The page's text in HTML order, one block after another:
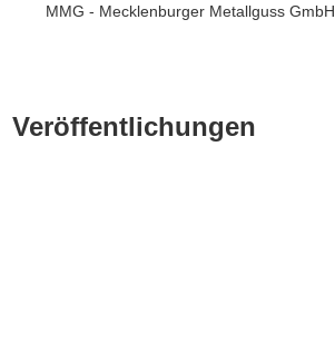
MMG - Mecklenburger Metallguss GmbH
Veröffentlichungen